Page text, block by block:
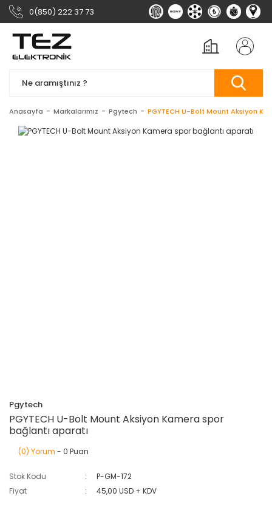
0(850) 222 37 73
Anasayfa Markalarımız Pgytech PGYTECH U-Bolt Mount Aksiyon
Pgytech
PGYTECH U-Bolt Mount Aksiyon Kamera spor
bağlantı aparatı
(0) Yorum - 0 Puan
Stok Kodu
P-GM-172
Fiyat
45,00 USD + KDV